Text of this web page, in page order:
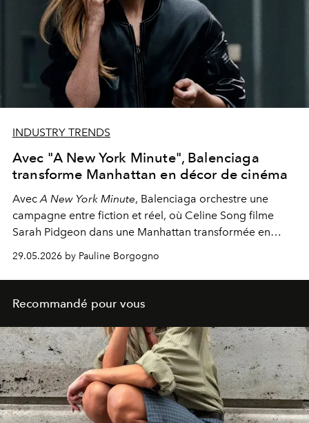
INDUSTRY TRENDS
Avec "A New York Minute", Balenciaga
transforme Manhattan en décor de cinéma
Avec A New York Minute, Balenciaga orchestre une
campagne entre fiction et réel, où Celine Song filme
Sarah Pidgeon dans une Manhattan transformée en
29.05.2026 by Pauline Borgogno
Recommandé pour vous